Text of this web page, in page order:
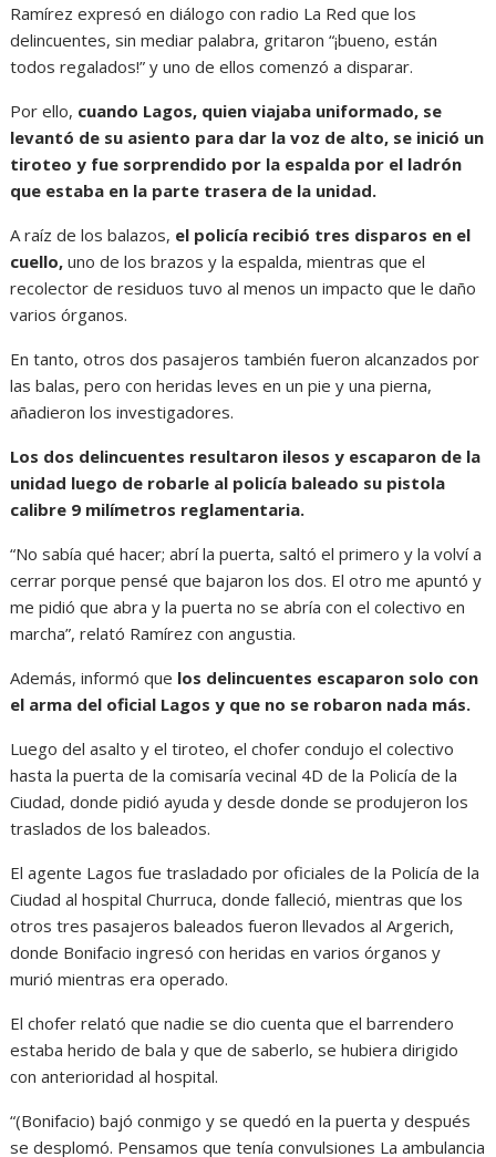
Ramírez expresó en diálogo con radio La Red que los
delincuentes, sin mediar palabra, gritaron “¡bueno, están
todos regalados!” y uno de ellos comenzó a disparar.
Por ello, cuando Lagos, quien viajaba uniformado, se
levantó de su asiento para dar la voz de alto, se inició un
tiroteo y fue sorprendido por la espalda por el ladrón
que estaba en la parte trasera de la unidad.
A raíz de los balazos, el policía recibió tres disparos en el
cuello, uno de los brazos y la espalda, mientras que el
recolector de residuos tuvo al menos un impacto que le daño
varios órganos.
En tanto, otros dos pasajeros también fueron alcanzados por
las balas, pero con heridas leves en un pie y una pierna,
añadieron los investigadores.
Los dos delincuentes resultaron ilesos y escaparon de la
unidad luego de robarle al policía baleado su pistola
calibre 9 milímetros reglamentaria.
“No sabía qué hacer; abrí la puerta, saltó el primero y la volví a
cerrar porque pensé que bajaron los dos. El otro me apuntó y
me pidió que abra y la puerta no se abría con el colectivo en
marcha”, relató Ramírez con angustia.
Además, informó que los delincuentes escaparon solo con
el arma del oficial Lagos y que no se robaron nada más.
Luego del asalto y el tiroteo, el chofer condujo el colectivo
hasta la puerta de la comisaría vecinal 4D de la Policía de la
Ciudad, donde pidió ayuda y desde donde se produjeron los
traslados de los baleados.
El agente Lagos fue trasladado por oficiales de la Policía de la
Ciudad al hospital Churruca, donde falleció, mientras que los
otros tres pasajeros baleados fueron llevados al Argerich,
donde Bonifacio ingresó con heridas en varios órganos y
murió mientras era operado.
El chofer relató que nadie se dio cuenta que el barrendero
estaba herido de bala y que de saberlo, se hubiera dirigido
con anterioridad al hospital.
“(Bonifacio) bajó conmigo y se quedó en la puerta y después
se desplomó. Pensamos que tenía convulsiones La ambulancia